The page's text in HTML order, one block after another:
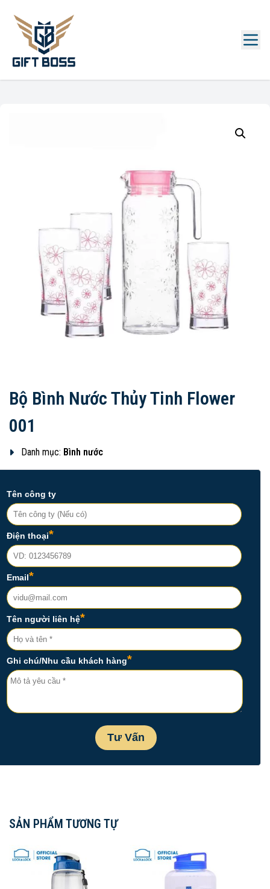
Bộ Bình Nước Thủy Tinh Flower
001
Danh mục: Bình nước
SẢN PHẨM TƯƠNG TỰ